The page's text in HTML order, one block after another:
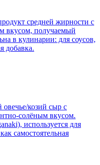
средней жирности с
вкусом, получаемый
в кулинарии: для соусов,
добавка.
козий сыр с
вкусом.
используется для
самостоятельная